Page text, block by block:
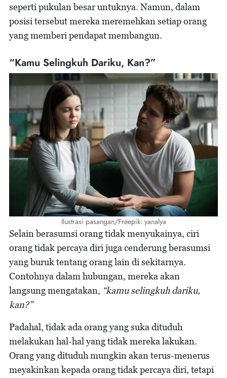
seperti pukulan besar untuknya. Namun, dalam
posisi tersebut mereka meremehkan setiap orang
yang memberi pendapat membangun.
“Kamu Selingkuh Dariku, Kan?”
Ilustrasi pasangan/Freepik: yanalya
Selain berasumsi orang tidak menyukainya, ciri
orang tidak percaya diri juga cenderung berasumsi
yang buruk tentang orang lain di sekitarnya.
Contohnya dalam hubungan, mereka akan
langsung mengatakan, “kamu selingkuh dariku,
kan?”
Padahal, tidak ada orang yang suka dituduh
melakukan hal-hal yang tidak mereka lakukan.
Orang yang dituduh mungkin akan terus-menerus
meyakinkan kepada orang tidak percaya diri, tetapi